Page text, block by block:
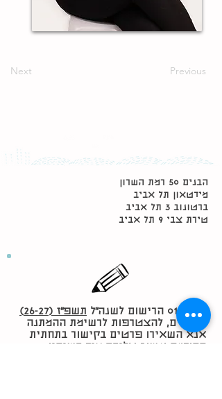
Next Previous
הבנים 50 רמת השרון
מידטאון תל אביב
ברטונוב 3 תל אביב
טירת צבי 9 תל אביב
01/06/26 הרישום לשנה״ל
תשפ״ז (26-27)
הסתיים, להצטרפות לרשימת ההמתנה
אנא השאירו פרטים בקישור בתחתית
ההודעה ונשוב אליכם מיד כשיהיו